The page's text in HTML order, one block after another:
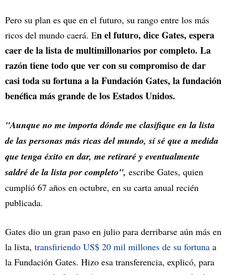
Pero su plan es que en el futuro, su rango entre los más
ricos del mundo caerá. En el futuro, dice Gates, espera
caer de la lista de multimillonarios por completo. La
razón tiene todo que ver con su compromiso de dar
casi toda su fortuna a la Fundación Gates, la fundación
benéfica más grande de los Estados Unidos.
"Aunque no me importa dónde me clasifique en la lista
de las personas más ricas del mundo, sí sé que a medida
que tenga éxito en dar, me retiraré y eventualmente
saldré de la lista por completo", escribe Gates, quien
cumplió 67 años en octubre, en su carta anual recién
publicada.
Gates dio un gran paso en julio para derribarse aún más en
la lista, transfiriendo US$ 20 mil millones de su fortuna a
la Fundación Gates. Hizo esa transferencia, explicó, para